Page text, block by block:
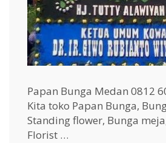
Papan Bunga Medan 0812
Kita toko Papan Bunga,
Standing flower, Bunga
Florist …